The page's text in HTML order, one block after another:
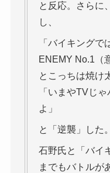
と反応。さらに
し、
「バイキング
ENEMY No.1（
とこっちは焼け
「いまやTVじ
よ」
と「逆襲」した。
石野氏と「バイ
までもバトルが